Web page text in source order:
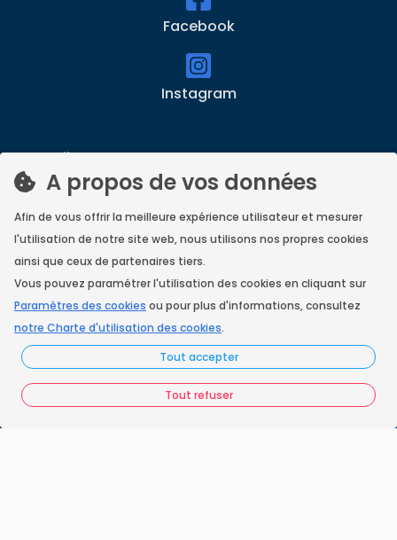
A propos de vos données
Afin de vous offrir la meilleure expérience utilisateur et mesurer
l'utilisation de notre site web, nous utilisons nos propres cookies
ainsi que ceux de partenaires tiers.
Vous pouvez paramétrer l'utilisation des cookies en cliquant sur
Paramètres des cookies ou pour plus d'informations, consultez
notre Charte d'utilisation des cookies.
Tout accepter
Tout refuser
Facebook
Instagram
Accueil
Nos engagements
FAQ France Ramonage
Les ramoneurs proches de chez vous
Espace juridique
Préférences Cookies